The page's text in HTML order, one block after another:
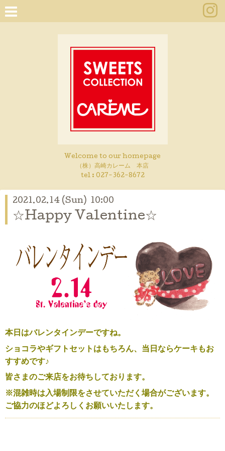
Welcome to our homepage
（株）高崎カレーム 本店
tel : 027-362-8672
2021.02.14 (Sun) 10:00
☆Happy Valentine☆
本日はバレンタインデーですね。
ショコラやギフトセットはもちろん、当日ならケーキもお
すすめです♪
皆さまのご来店をお待ちしております。
※混雑時は入場制限をさせていただく場合がございます。
ご協力のほどよろしくお願いいたします。